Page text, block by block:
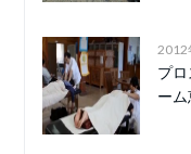
2012
プ
ーム